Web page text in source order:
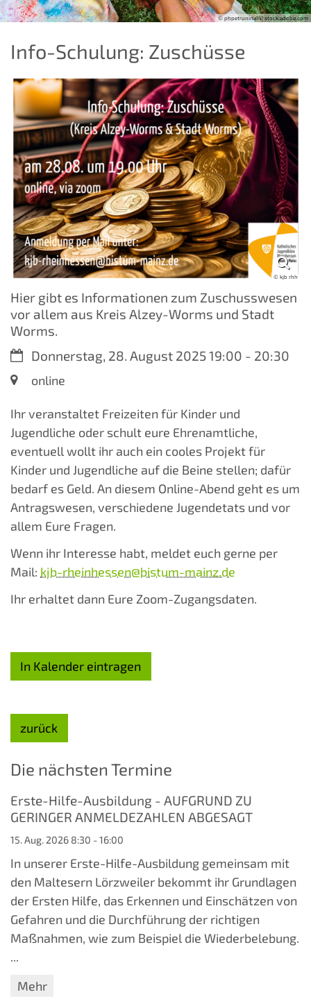
© phpetrunina14| stock.adobe.com
Info-Schulung: Zuschüsse
© kjb rhh
Hier gibt es Informationen zum Zuschusswesen
vor allem aus Kreis Alzey-Worms und Stadt
Worms.
Datum:Donnerstag, 28. August 2025 19:00 - 20:30
Ort: online
Ihr veranstaltet Freizeiten für Kinder und
Jugendliche oder schult eure Ehrenamtliche,
eventuell wollt ihr auch ein cooles Projekt für
Kinder und Jugendliche auf die Beine stellen; dafür
bedarf es Geld. An diesem Online-Abend geht es um
Antragswesen, verschiedene Jugendetats und vor
allem Eure Fragen.
Wenn ihr Interesse habt, meldet euch gerne per
Mail: kjb-rheinhessen@bistum-mainz.de
Ihr erhaltet dann Eure Zoom-Zugangsdaten.
In Kalender eintragen
zurück
Die nächsten Termine
Erste-Hilfe-Ausbildung - AUFGRUND ZU
GERINGER ANMELDEZAHLEN ABGESAGT
15. Aug. 2026 8:30 - 16:00
In unserer Erste-Hilfe-Ausbildung gemeinsam mit
den Maltesern Lörzweiler bekommt ihr Grundlagen
der Ersten Hilfe, das Erkennen und Einschätzen von
Gefahren und die Durchführung der richtigen
Maßnahmen, wie zum Beispiel die Wiederbelebung.
...
Mehr